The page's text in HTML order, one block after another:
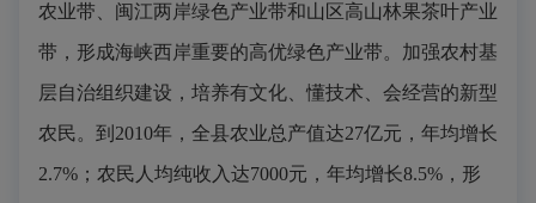
农业带、闽江两岸绿色产业带和山区高山林果茶叶产业
带，形成海峡西岸重要的高优绿色产业带。加强农村基
层自治组织建设，培养有文化、懂技术、会经营的新型
农民。到 2010年，全县农业总产值达27亿元，年均增长
2.7% ；农民人均纯收入达7000元，年均增长8.5% ，形